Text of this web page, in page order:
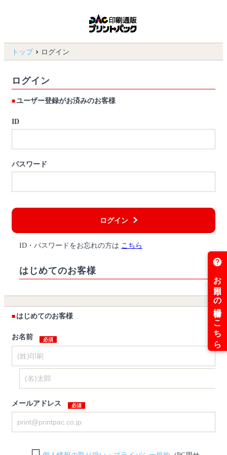
トップ ログイン
ログイン
ユーザー登録がお済みのお客様
ID
パスワード
ログイン
ID・パスワードをお忘れの方は こちら
はじめてのお客様
はじめてのお客様
お名前
メールアドレス